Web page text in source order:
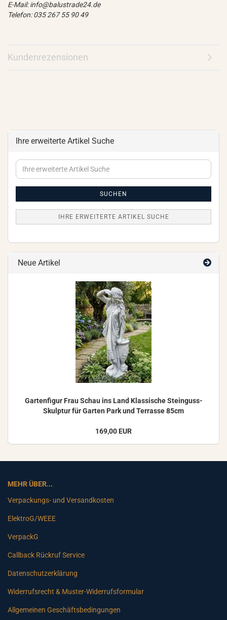
E-Mail: info@balustrade24.de
Telefon: 035 267 55 90 49
Kundenrezensionen
Ihre erweiterte Artikel Suche
Ihre
erweiterte
SUCHEN
IHRE ERWEITERTE ARTIKEL SUCHE
Neue Artikel
Gar­ten­fi­gur Frau Schau ins Land Klas­si­sche Steinguss-​
Skulptur für Gar­ten Park und Ter­ras­se 85cm
169,00 EUR
MEHR ÜBER...
Verpackungs- und Versandkosten
ElektroG/WEEE
VerpackG
Callback Rückruf Service
Datenschutzerklärung
Widerrufsrecht & Muster-Widerrufsformular
Allgemeinen Geschäftsbedingungen